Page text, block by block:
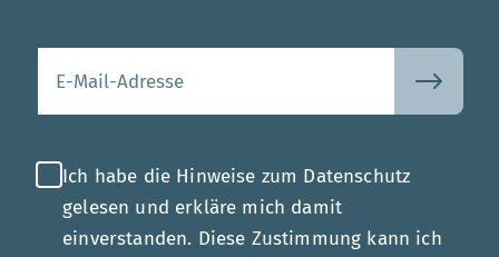
Ich habe die Hinweise zum Datenschutz
gelesen und erkläre mich damit
einverstanden. Diese Zustimmung kann ich